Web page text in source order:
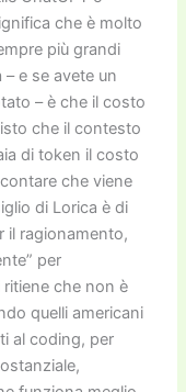
che è molto
più grandi
e se avete un
– è che il costo
che il contesto
di token il costo
che viene
di Lorica è di
il ragionamento,
per
ritiene che non è
quelli americani
al coding, per